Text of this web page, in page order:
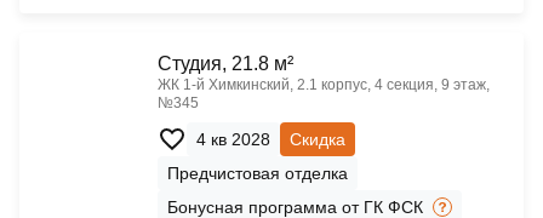
Cтудия, 21.8 м²
ЖК 1‑й Химкинский, 2.1 корпус, 4 секция, 9 этаж,
№345
4 кв 2028
Скидка
Предчистовая отделка
Бонусная программа от ГК ФСК